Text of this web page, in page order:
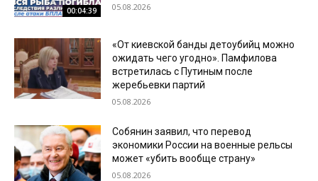
00:04:39 05.08.2026
«От киевской банды детоубийц можно
ожидать чего угодно». Памфилова
встретилась с Путиным после
жеребьевки партий
05.08.2026
Собянин заявил, что перевод
экономики России на военные рельсы
может «убить вообще страну»
05.08.2026